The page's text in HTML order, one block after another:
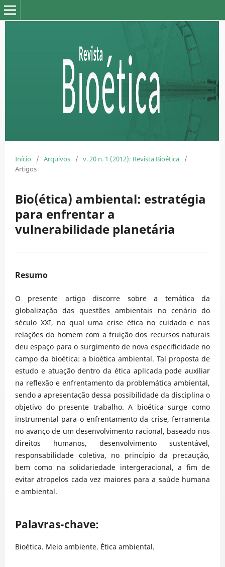
Início / Arquivos / v. 20 n. 1 (2012): Revista Bioética
/
Artigos
Bio(ética) ambiental: estratégia
para enfrentar a
vulnerabilidade planetária
Resumo
O presente artigo discorre sobre a temática da
globalização das questões ambientais no cenário do
século XXI, no qual uma crise ética no cuidado e nas
relações do homem com a fruição dos recursos naturais
deu espaço para o surgimento de nova especificidade no
campo da bioética: a bioética ambiental. Tal proposta de
estudo e atuação dentro da ética aplicada pode auxiliar
na reflexão e enfrentamento da problemática ambiental,
sendo a apresentação dessa possibilidade da disciplina o
objetivo do presente trabalho. A bioética surge como
instrumental para o enfrentamento da crise, ferramenta
no avanço de um desenvolvimento racional, baseado nos
direitos humanos, desenvolvimento sustentável,
responsabilidade coletiva, no princípio da precaução,
bem como na solidariedade intergeracional, a fim de
evitar atropelos cada vez maiores para a saúde humana
e ambiental.
Palavras-chave:
Bioética. Meio ambiente. Ética ambiental.